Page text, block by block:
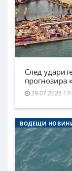
След
прогнозира
29.07.2026
ВОДЕЩИ